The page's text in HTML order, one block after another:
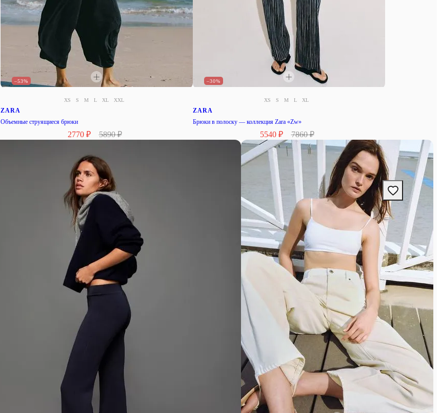
–53%
XS S M L XL XXL
ZARA
Объемные струящиеся брюки
2770 ₽ 5890 ₽
–30%
XS S M L XL
ZARA
Брюки в полоску — коллекция Zara «Zw»
5540 ₽ 7860 ₽